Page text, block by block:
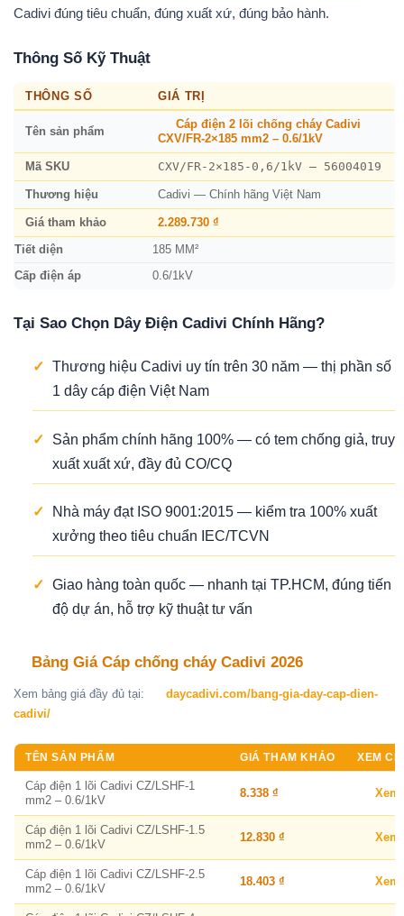
Cadivi đúng tiêu chuẩn, đúng xuất xứ, đúng bảo hành.
Thông Số Kỹ Thuật
THÔNG SỐ GIÁ TRỊ
Tên sản phẩm
Cáp điện 2 lõi chống cháy Cadivi
CXV/FR-2×185 mm2 – 0.6/1kV
Mã SKU CXV/FR-2×185-0,6/1kV – 56004019
Thương hiệu Cadivi — Chính hãng Việt Nam
Giá tham khảo 2.289.730 ₫
Tiết diện 185 MM²
Cấp điện áp 0.6/1kV
Tại Sao Chọn Dây Điện Cadivi Chính Hãng?
✓ Thương hiệu Cadivi uy tín trên 30 năm — thị phần số
1 dây cáp điện Việt Nam
✓
Sản phẩm chính hãng 100% — có tem chống giả, truy
xuất xuất xứ, đầy đủ CO/CQ
✓
Nhà máy đạt ISO 9001:2015 — kiểm tra 100% xuất
xưởng theo tiêu chuẩn IEC/TCVN
✓ Giao hàng toàn quốc — nhanh tại TP.HCM, đúng tiến
độ dự án, hỗ trợ kỹ thuật tư vấn
Bảng Giá Cáp chống cháy Cadivi 2026
Xem bảng giá đầy đủ tại:
daycadivi.com/bang-gia-day-cap-dien-
cadivi/
TÊN SẢN PHẨM GIÁ THAM KHẢO XEM
Cáp điện 1 lõi Cadivi CZ/LSHF-1
mm2 – 0.6/1kV
8.338 ₫
Cáp điện 1 lõi Cadivi CZ/LSHF-1.5
mm2 – 0.6/1kV
12.830 ₫
Cáp điện 1 lõi Cadivi CZ/LSHF-2.5
mm2 – 0.6/1kV
18.403 ₫